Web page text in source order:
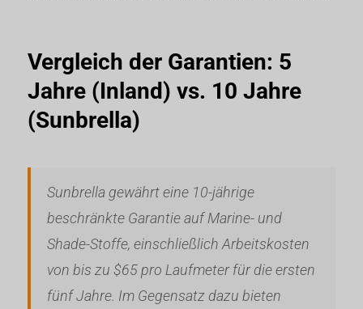
Vergleich der Garantien: 5
Jahre (Inland) vs. 10 Jahre
(Sunbrella)
Sunbrella gewährt eine 10-jährige
beschränkte Garantie auf Marine- und
Shade-Stoffe, einschließlich Arbeitskosten
von bis zu $65 pro Laufmeter für die ersten
fünf Jahre. Im Gegensatz dazu bieten